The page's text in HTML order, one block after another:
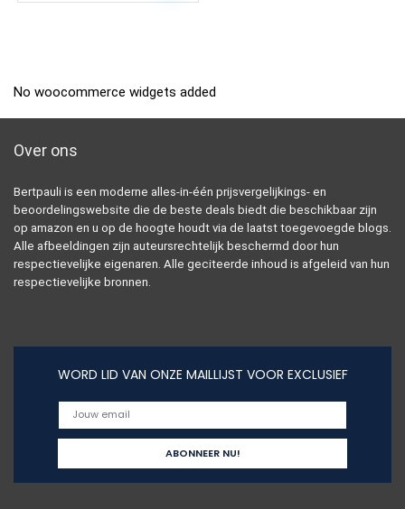
No woocommerce widgets added
Over ons
Bertpauli is een moderne alles-in-één prijsvergelijkings- en
beoordelingswebsite die de beste deals biedt die beschikbaar zijn
op amazon en u op de hoogte houdt via de laatst toegevoegde blogs.
Alle afbeeldingen zijn auteursrechtelijk beschermd door hun
respectievelijke eigenaren. Alle geciteerde inhoud is afgeleid van hun
respectievelijke bronnen.
WORD LID VAN ONZE MAILLIJST VOOR EXCLUSIEF